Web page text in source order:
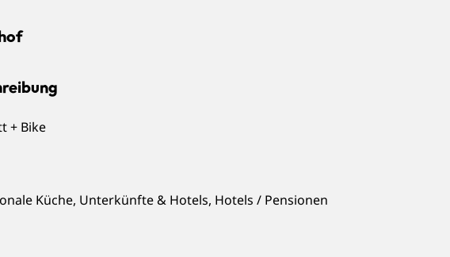
+ Bike
Küche, Unterkünfte & Hotels, Hotels / Pensionen